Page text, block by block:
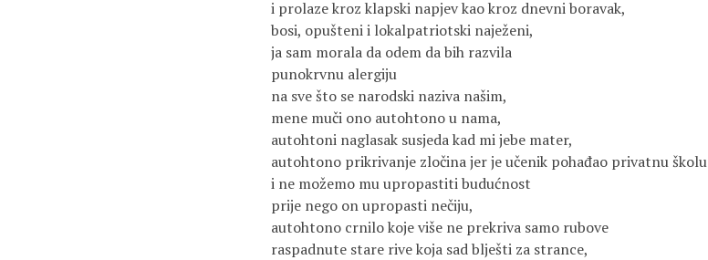
i prolaze kroz klapski napjev kao kroz dnevni boravak,
bosi, opušteni i lokalpatriotski naježeni,
ja sam morala da odem da bih razvila
punokrvnu alergiju
na sve što se narodski naziva našim,
mene muči ono autohtono u nama,
autohtoni naglasak susjeda kad mi jebe mater,
autohtono prikrivanje zločina jer je učenik pohađao privatnu školu
i ne možemo mu upropastiti budućnost
prije nego on upropasti nečiju,
autohtono crnilo koje više ne prekriva samo rubove
raspadnute stare rive koja sad blješti za strance,